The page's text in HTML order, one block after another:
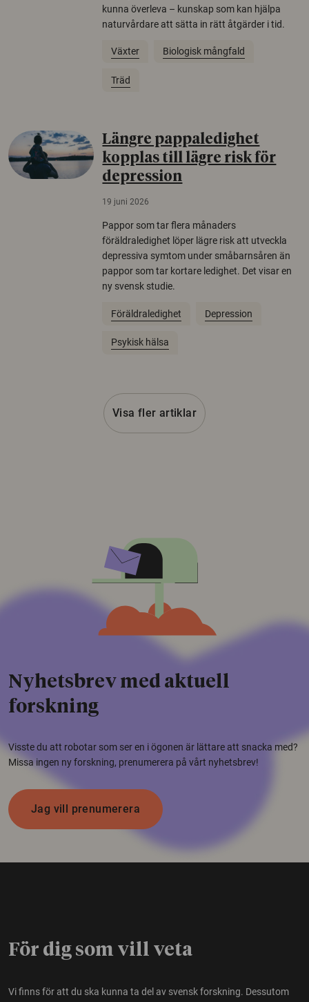
kunna överleva – kunskap som kan hjälpa
naturvårdare att sätta in rätt åtgärder i tid.
Växter Biologisk mångfald
Träd
Längre pappaledighet
kopplas till lägre risk för
depression
19 juni 2026
Pappor som tar flera månaders
föräldraledighet löper lägre risk att utveckla
depressiva symtom under småbarnsåren än
pappor som tar kortare ledighet. Det visar en
ny svensk studie.
Föräldraledighet Depression
Psykisk hälsa
Visa fler artiklar
Nyhetsbrev med aktuell
forskning
Visste du att robotar som ser en i ögonen är lättare att snacka med?
Missa ingen ny forskning, prenumerera på vårt nyhetsbrev!
Jag vill prenumerera
För dig som vill veta
Vi finns för att du ska kunna ta del av svensk forskning. Dessutom